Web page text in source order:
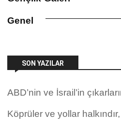
Genel
SON YAZILAR
ABD’nin ve İsrail’in
Köprüler ve yollar